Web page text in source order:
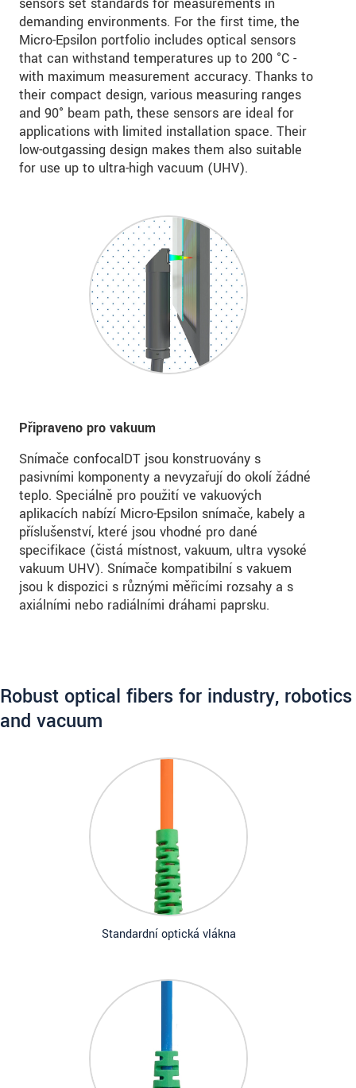
sensors set standards for measurements in
demanding environments. For the first time, the
Micro-Epsilon portfolio includes optical sensors
that can withstand temperatures up to 200 °C -
with maximum measurement accuracy. Thanks to
their compact design, various measuring ranges
and 90° beam path, these sensors are ideal for
applications with limited installation space. Their
low-outgassing design makes them also suitable
for use up to ultra-high vacuum (UHV).
Připraveno pro vakuum
Snímače confocalDT jsou konstruovány s
pasivními komponenty a nevyzařují do okolí žádné
teplo. Speciálně pro použití ve vakuových
aplikacích nabízí Micro-Epsilon snímače, kabely a
příslušenství, které jsou vhodné pro dané
specifikace (čistá místnost, vakuum, ultra vysoké
vakuum UHV). Snímače kompatibilní s vakuem
jsou k dispozici s různými měřicími rozsahy a s
axiálními nebo radiálními dráhami paprsku.
Robust optical fibers for industry, robotics
and vacuum
Standardní optická vlákna